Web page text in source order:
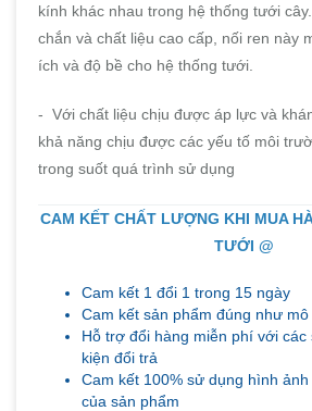
kính khác nhau trong hệ thống tưới
chắn và chất liệu cao cấp, nối ren này
ích và độ bề cho hệ thống tưới.
- Với chất liệu chịu được áp lực và
khả năng chịu được các yếu tố môi
trong suốt quá trình sử dụng
CAM KẾT CHẤT LƯỢNG KHI MUA
TƯỚI @
Cam kết 1 đổi 1 trong 15 ngày
Cam kết sản phẩm đúng như mô
Hỗ trợ đổi hàng miễn phí với các
kiện đổi trả
Cam kết 100% sử dụng hình
của sản phẩm